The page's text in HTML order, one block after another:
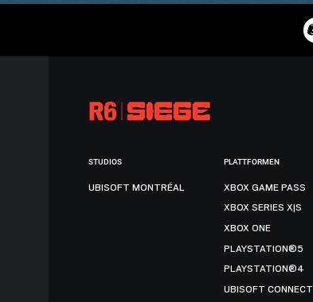
STUDIOS
UBISOFT MONTRÉAL
PLATTFORMEN
XBOX GAME PASS
XBOX SERIES X|S
XBOX ONE
PLAYSTATION®5
PLAYSTATION®4
UBISOFT CONNECT